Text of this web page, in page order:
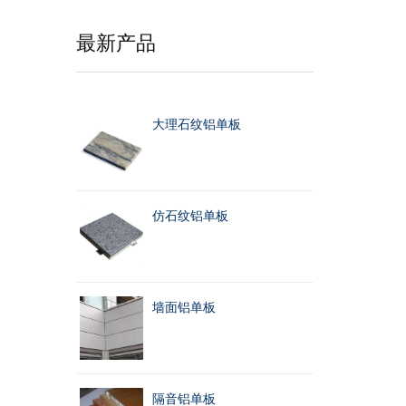
最新产品
大理石纹铝单板
仿石纹铝单板
墙面铝单板
隔音铝单板